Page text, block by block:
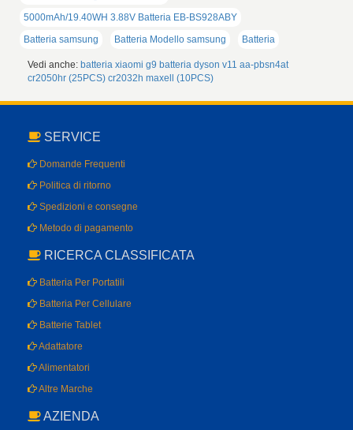
5000mAh/19.40WH 3.88V Batteria EB-BS928ABY
Batteria samsung
Batteria Modello samsung Batteria
Vedi anche: batteria xiaomi g9 batteria dyson v11 aa-pbsn4at
cr2050hr (25PCS) cr2032h maxell (10PCS)
SERVICE
Domande Frequenti
Politica di ritorno
Spedizioni e consegne
Metodo di pagamento
RICERCA CLASSIFICATA
Batteria Per Portatili
Batteria Per Cellulare
Batterie Tablet
Adattatore
Alimentatori
Altre Marche
AZIENDA